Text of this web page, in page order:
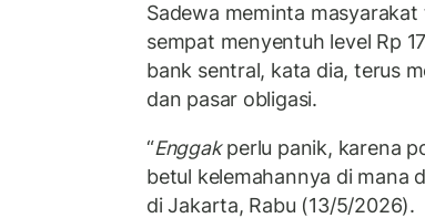
Sadewa meminta
sempat menyentuh level Rp
bank sentral, kata dia, terus
dan pasar obligasi.
“Enggakperlu panik, karena
betul kelemahannya di mana
di Jakarta, Rabu (13/5/2026).